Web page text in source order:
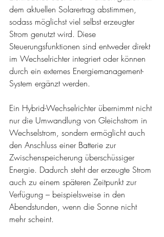
dem aktuellen Solarertrag abstimmen,
sodass möglichst viel selbst erzeugter
Strom genutzt wird. Diese
Steuerungsfunktionen sind entweder direkt
im Wechselrichter integriert oder können
durch ein externes Energiemanagement-
System ergänzt werden.
Ein Hybrid-Wechselrichter übernimmt nicht
nur die Umwandlung von Gleichstrom in
Wechselstrom, sondern ermöglicht auch
den Anschluss einer Batterie zur
Zwischenspeicherung überschüssiger
Energie. Dadurch steht der erzeugte Strom
auch zu einem späteren Zeitpunkt zur
Verfügung – beispielsweise in den
Abendstunden, wenn die Sonne nicht
mehr scheint.